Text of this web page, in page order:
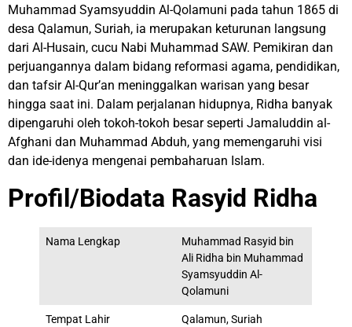
Muhammad Syamsyuddin Al-Qolamuni pada tahun 1865 di
desa Qalamun, Suriah, ia merupakan keturunan langsung
dari Al-Husain, cucu Nabi Muhammad SAW. Pemikiran dan
perjuangannya dalam bidang reformasi agama, pendidikan,
dan tafsir Al-Qur’an meninggalkan warisan yang besar
hingga saat ini. Dalam perjalanan hidupnya, Ridha banyak
dipengaruhi oleh tokoh-tokoh besar seperti Jamaluddin al-
Afghani dan Muhammad Abduh, yang memengaruhi visi
dan ide-idenya mengenai pembaharuan Islam.
Profil/Biodata Rasyid Ridha
Nama Lengkap
Muhammad Rasyid bin
Ali Ridha bin Muhammad
Syamsyuddin Al-
Qolamuni
Tempat Lahir Qalamun, Suriah